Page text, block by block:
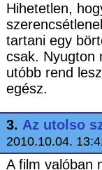
Hihetetlen,
tartani egy
csak. Nyugton
utóbb rend
egész.
3. Az utolso
2010.10.04.
A film valóban